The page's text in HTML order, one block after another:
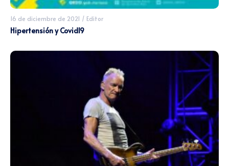
16 de diciembre de 2021 / Editor
Hipertensión y Covid19